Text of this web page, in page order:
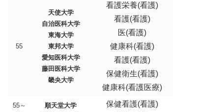
55
天使大学
自治医科大学
東海大学
東邦大学
愛知医科大学
藤田医科大学
畿央大学
看護栄養(看護)
看護(看護)
医(看護)
健康科(看護)
看護(看護)
保健衛生(看護)
健康科(看護医療)
55～
順天堂大学
保健看護(看護)